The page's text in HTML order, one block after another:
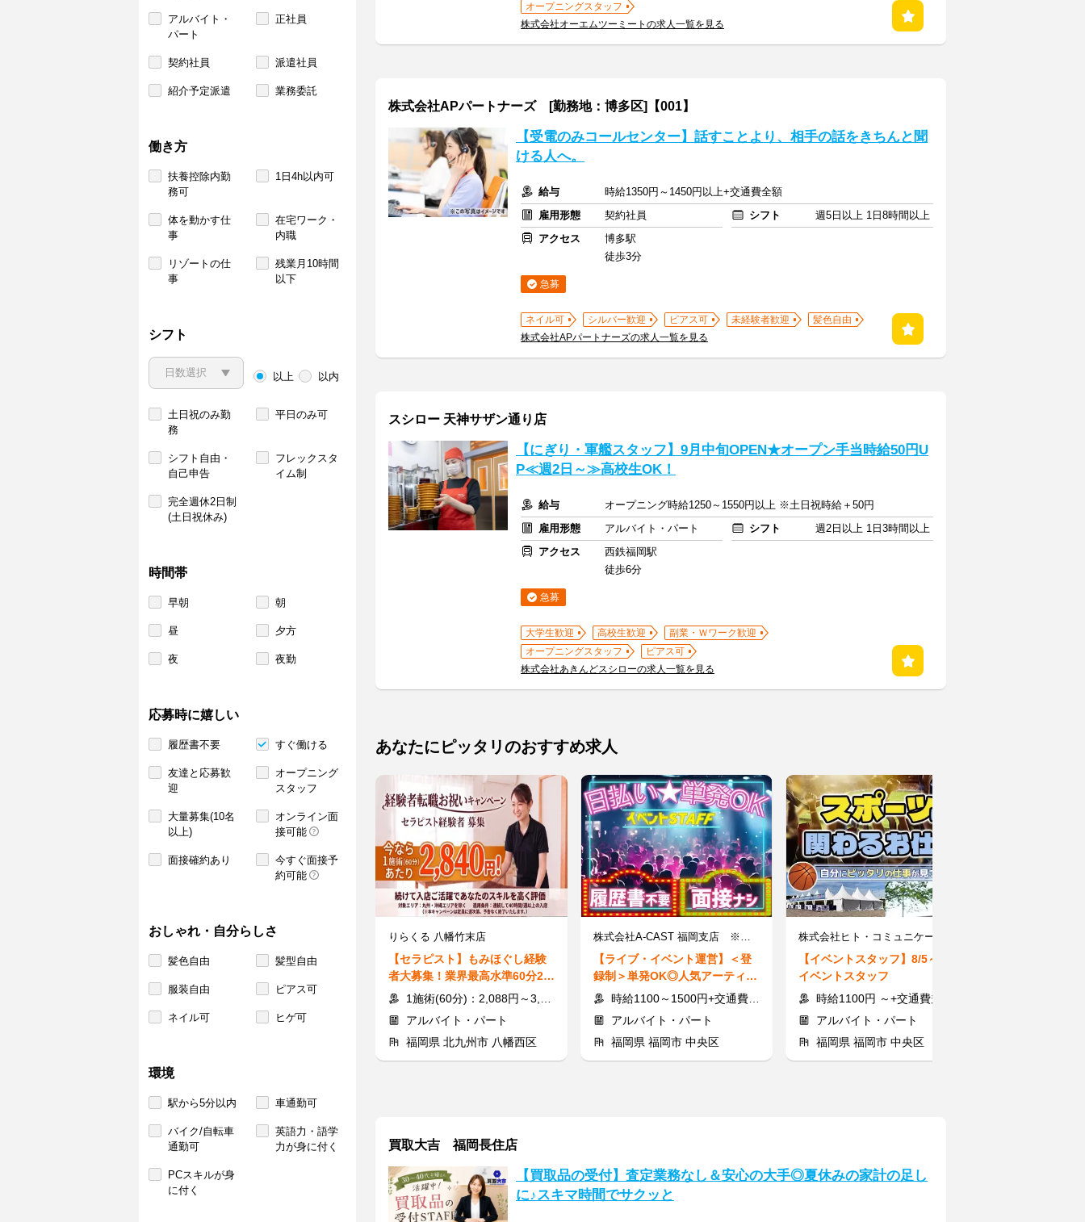
アルバイト・
パート
正社員
契約社員 派遣社員
紹介予定派遣 業務委託
働き方
扶養控除内勤
務可
1日4h以内可
体を動かす仕
事
在宅ワーク・
内職
リゾートの仕
事
残業月10時間
以下
シフト
以上 以内
土日祝のみ勤
務
平日のみ可
シフト自由・
自己申告
フレックスタ
イム制
完全週休2日制
(土日祝休み)
時間帯
早朝 朝
昼 夕方
夜 夜勤
応募時に嬉しい
履歴書不要 すぐ働ける
友達と応募歓
迎
オープニング
スタッフ
大量募集(10名
以上)
オンライン面
接可能
面接確約あり
今すぐ面接予
約可能
おしゃれ・自分らしさ
髪色自由 髪型自由
服装自由 ピアス可
ネイル可 ヒゲ可
環境
駅から5分以内 車通勤可
バイク/自転車
通勤可
英語力・語学
力が身に付く
PCスキルが身
に付く
オープニングスタッフ
株式会社オーエムツーミートの求人一覧を見る
株式会社APパートナーズ [勤務地：博多区]【001】
【受電のみコールセンター】話すことより、相手の話をきちんと聞
ける人へ。
給与
時給1350円～1450円以上+交通費全額
雇用形態
契約社員 シフト
週5日以上 1日8時間以上
アクセス
博多駅
徒歩3分
急募
ネイル可 シルバー歓迎 ピアス可 未経験者歓迎
髪色自由
株式会社APパートナーズの求人一覧を見る
スシロー 天神サザン通り店
【にぎり・軍艦スタッフ】9月中旬OPEN★オープン手当時給50円U
P≪週2日～≫高校生OK！
給与
オープニング時給1250～1550円以上 ※土日祝時給＋50円
雇用形態
アルバイト・パート シフト
週2日以上 1日3時間以上
アクセス
西鉄福岡駅
徒歩6分
急募
大学生歓迎 高校生歓迎
副業・Ｗワーク歓迎
オープニングスタッフ
ピアス可
株式会社あきんどスシローの求人一覧を見る
あなたにピッタリのおすすめ求人
りらくる 八幡竹末店
【セラピスト】もみほぐし経験
者大募集！業界最高水準60分2,8
40円～も可能です！
1施術(60分)：2,088円～3,510円
アルバイト・パート
福岡県 北九州市 八幡西区
株式会社A-CAST 福岡支店 ※勤務地：中央区エリア
【ライブ・イベント運営】＜登
録制＞単発OK◎人気アーティス
トを裏方で応援♪履歴書不要★
時給1100～1500円+交通費(規定あり)
アルバイト・パート
福岡県 福岡市 中央区
【イベントスタッフ】8/5～16
イベントスタッフ
時給1100円 ～+交通費規定支給
アルバイト・パート
福岡県 福岡市 中央区
買取大吉 福岡長住店
【買取品の受付】査定業務なし＆安心の大手◎夏休みの家計の足し
に♪スキマ時間でサクッと